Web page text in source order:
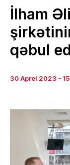
İlham
qəbul
30 Aprel 2023 -